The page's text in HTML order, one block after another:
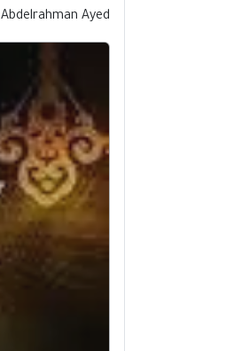
Abdelrahman Ayed